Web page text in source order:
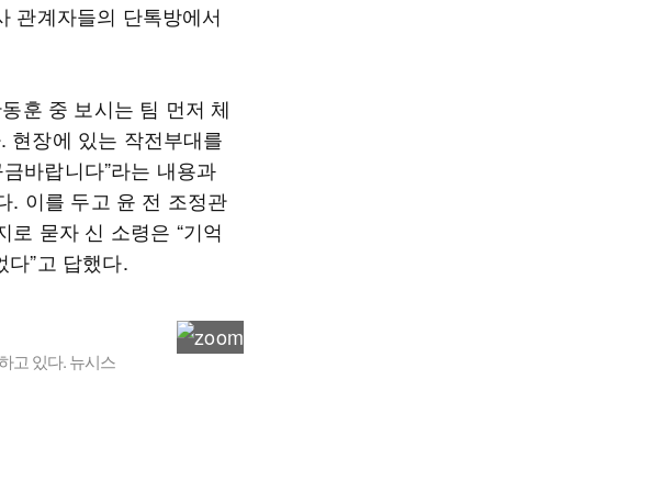
관계자들의 단톡방에서
훈 중 보시는 팀 먼저 체
현장에 있는 작전부대를
바랍니다”라는 내용과
. 이를 두고 윤 전 조정관
로 묻자 신 소령은 “기억
”고 답했다.
고 있다. 뉴시스